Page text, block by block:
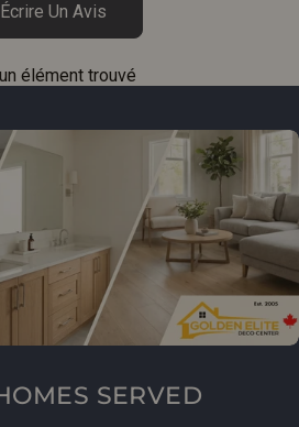
Écrire Un Avis
élément trouvé
SERVED